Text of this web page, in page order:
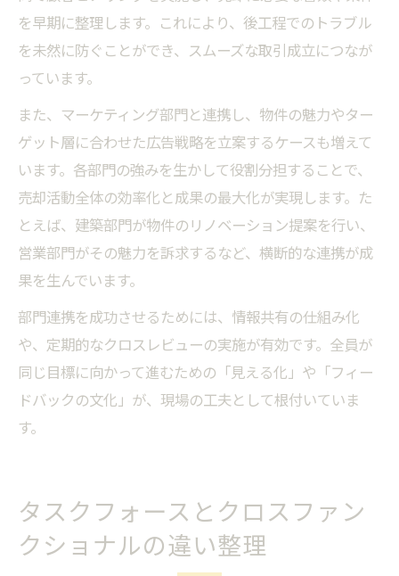
を早期に整理します。これにより、後工程でのトラブル
を未然に防ぐことができ、スムーズな取引成立につなが
っています。
また、マーケティング部門と連携し、物件の魅力やター
ゲット層に合わせた広告戦略を立案するケースも増えて
います。各部門の強みを生かして役割分担することで、
売却活動全体の効率化と成果の最大化が実現します。た
とえば、建築部門が物件のリノベーション提案を行い、
営業部門がその魅力を訴求するなど、横断的な連携が成
果を生んでいます。
部門連携を成功させるためには、情報共有の仕組み化
や、定期的なクロスレビューの実施が有効です。全員が
同じ目標に向かって進むための「見える化」や「フィー
ドバックの文化」が、現場の工夫として根付いていま
す。
タスクフォースとクロスファン
クショナルの違い整理